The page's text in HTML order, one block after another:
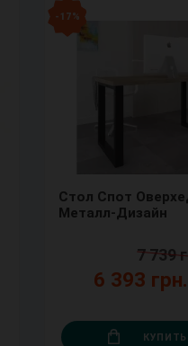
- 17 %
Стол Спот
Металл-Дизайн
6 393
7 739
КУПИТЬ